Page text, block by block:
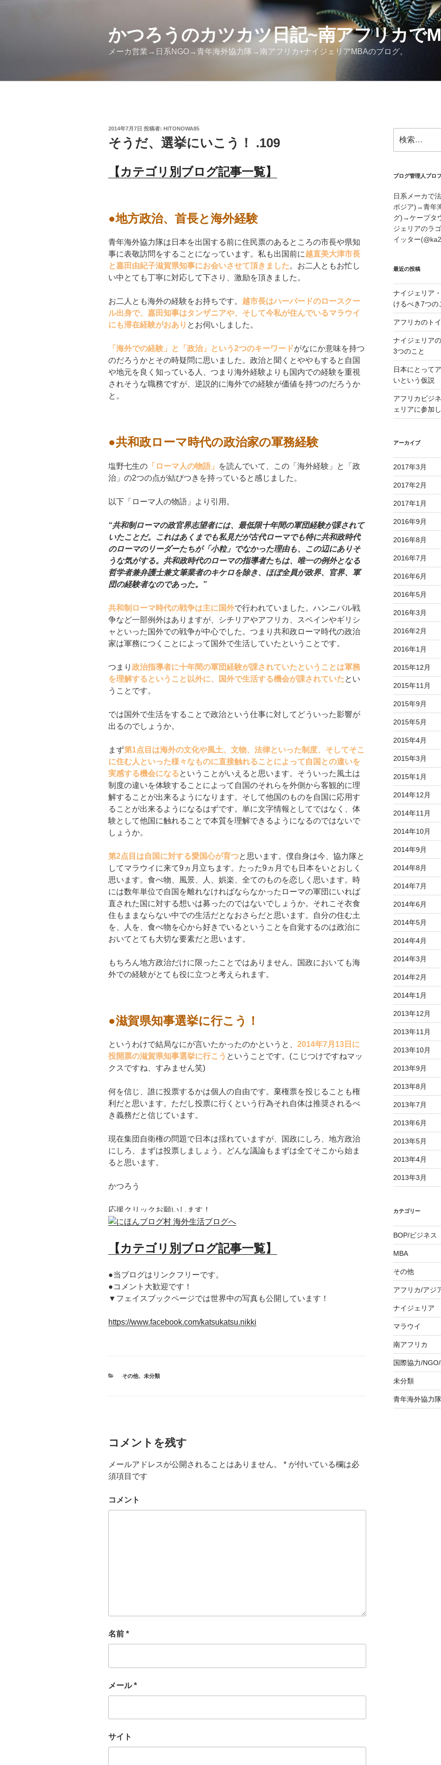
かつろうのカツカツ日記~南アフリカで
メーカ営業→日系NGO→青年海外協力隊→南アフリカ+ナイジェリアMBAのブログ。
投
日:
2014年7月7日 投稿者: HITONOWA85
そうだ、選挙にいこう！ .109
【カテゴリ別ブログ記事一覧】
●地方政治、首長と海外経験
青年海外協力隊は日本を出国する前に住民票のあるところの市長や県知
事に表敬訪問をすることになっています。私も出国前に越直美大津市長
と嘉田由紀子滋賀県知事にお会いさせて頂きました。お二人ともお忙し
い中とても丁寧に対応して下さり、激励を頂きました。
お二人とも海外の経験をお持ちです。 越市長はハーバードのロースクー
ル出身で、嘉田知事はタンザニアや、そして今私が住んでいるマラウイ
にも滞在経験がおあり とお伺いしました。
「海外での経験」と「政治」という2つのキーワードがなにか意味を持つ
のだろうかとその時疑問に思いました。政治と聞くとややもすると自国
や地元を良く知っている人、つまり海外経験よりも国内での経験を重視
されそうな職務ですが、逆説的に海外での経験が価値を持つのだろうか
と。
●共和政ローマ時代の政治家の軍務経験
塩野七生の 「ローマ人の物語」
を読んでいて、この「海外経験」と「政
治」の2つの点が結びつきを持っていると感じました。
以下「ローマ人の物語」より引用。
“共和制ローマの政官界志望者には、最低限十年間の軍団経験が課されて
いたことだ。これはあくまでも私見だが古代ローマでも特に共和政時代
のローマのリーダーたちが「小粒」でなかった理由も、この辺にありそ
うな気がする。共和政時代のローマの指導者たちは、唯一の例外となる
哲学者兼弁護士兼文筆業者のキケロを除き、ほぼ全員が政界、官界、軍
団の経験者なのであった。”
共和制ローマ時代の戦争は主に国外で行われていました。ハンニバル戦
争など一部例外はありますが、シチリアやアフリカ、スペインやギリシ
ャといった国外での戦争が中心でした。つまり共和政ローマ時代の政治
家は軍務につくことによって国外で生活していたということです。
つまり 政治指導者に十年間の軍団経験が課されていたということは軍務
を理解するということ以外に、国外で生活する機会が課されていたとい
うことです。
では国外で生活をすることで政治という仕事に対してどういった影響が
出るのでしょうか。
まず第1点目は海外の文化や風土、文物、法律といった制度、そしてそこ
に住む人といった様々なものに直接触れることによって自国との違いを
実感する機会になるということがいえると思います。そういった風土は
制度の違いを体験することによって自国のそれらを外側から客観的に理
解することが出来るようになります。そして他国のものを自国に応用す
ることが出来るようになるはずです。単に文字情報としてではなく、体
験として他国に触れることで本質を理解できるようになるのではないで
しょうか。
第2点目は自国に対する愛国心が育つと思います。僕自身は今、協力隊と
してマラウイに来て9ヵ月立ちます。たった9ヵ月でも日本をいとおしく
思います。食べ物、風景、人、娯楽、全てのものを恋しく思います。時
には数年単位で自国を離れなければならなかったローマの軍団にいれば
直された国に対する想いは募ったのではないでしょうか。それこそ衣食
住もままならない中での生活だとなおさらだと思います。自分の住む土
を、人を、食べ物を心から好きでいるということを自覚するのは政治に
おいてとても大切な要素だと思います。
もちろん地方政治だけに限ったことではありません。国政においても海
外での経験がとても役に立つと考えられます。
●滋賀県知事選挙に行こう！
というわけで結局なにが言いたかったのかというと、 2014年7月13日に
投開票の滋賀県知事選挙に行こう ということです。(こじつけですねマッ
クスですね、すみません笑)
何を信じ、誰に投票するかは個人の自由です。棄権票を投じることも権
利だと思います。ただし投票に行くという行為それ自体は推奨されるべ
き義務だと信じています。
現在集団自衛権の問題で日本は揺れていますが、国政にしろ、地方政治
にしろ、まずは投票しましょう。どんな議論もまずは全てそこから始ま
ると思います。
かつろう
応援クリックお願いします！
【カテゴリ別ブログ記事一覧】
●当ブログはリンクフリーです。
●コメント大歓迎です！
▼フェイスブックページでは世界中の写真も公開しています！
https://www.facebook.com/katsukatsu.nikki
カ
その他、 未分類
コメントを残す
メールアドレスが公開されることはありません。 * が付いている欄は必
須項目です
コメント
名前 *
メール*
サイト
索:
ブログ管理人プロ
日系メーカで
ボジア)→青年
グ)→ケープタ
ジェリアのラ
イッター
最近の投稿
ナイジェリア
けるべき7つの
アフリカのト
ナイジェリア
3つのこと
日本にとって
いという仮説
アフリカビジ
ェリアに参加
アーカイブ
2017年3月
2017年2月
2017年1月
2016年9月
2016年8月
2016年7月
2016年6月
2016年5月
2016年3月
2016年2月
2016年1月
2015年12月
2015年11月
2015年9月
2015年5月
2015年4月
2015年3月
2015年1月
2014年12月
2014年11月
2014年10月
2014年9月
2014年8月
2014年7月
2014年6月
2014年5月
2014年4月
2014年3月
2014年2月
2014年1月
2013年12月
2013年11月
2013年10月
2013年9月
2013年8月
2013年7月
2013年6月
2013年5月
2013年4月
2013年3月
カテゴリー
BOP/ビジネス
MBA
その他
アフリカ/アジ
ナイジェリア
マラウイ
南アフリカ
国際協力/
未分類
青年海外協力隊